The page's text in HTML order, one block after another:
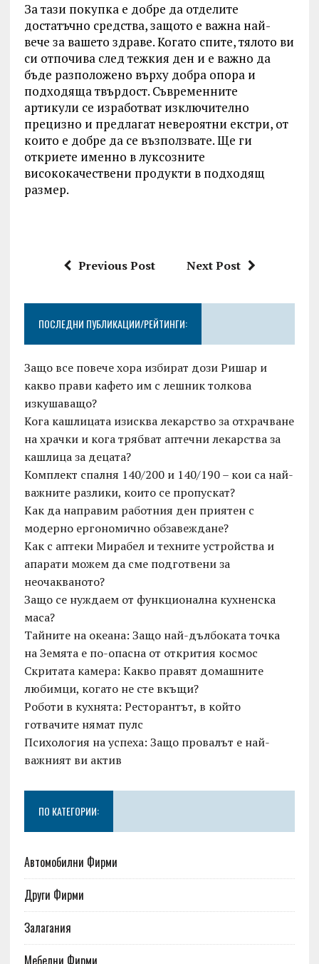
За тази покупка е добре да отделите
достатъчно средства, защото е важна най-
вече за вашето здраве. Когато спите, тялото ви
си отпочива след тежкия ден и е важно да
бъде разположено върху добра опора и
подходяща твърдост. Съвременните
артикули се изработват изключително
прецизно и предлагат невероятни екстри, от
които е добре да се възползвате. Ще ги
откриете именно в луксозните
висококачествени продукти в подходящ
размер.
Previous Post Next Post
ПОСЛЕДНИ ПУБЛИКАЦИИ/РЕЙТИНГИ:
Защо все повече хора избират дози Ришар и
какво прави кафето им с лешник толкова
изкушаващо?
Кога кашлицата изисква лекарство за отхрачване
на храчки и кога трябват аптечни лекарства за
кашлица за децата?
Комплект спалня 140/200 и 140/190 – кои са най-
важните разлики, които се пропускат?
Как да направим работния ден приятен с
модерно ергономично обзавеждане?
Как с аптеки Мирабел и техните устройства и
апарати можем да сме подготвени за
неочакваното?
Защо се нуждаем от функционална кухненска
маса?
Тайните на океана: Защо най-дълбоката точка
на Земята е по-опасна от открития космос
Скритата камера: Какво правят домашните
любимци, когато не сте вкъщи?
Роботи в кухнята: Ресторантът, в който
готвачите нямат пулс
Психология на успеха: Защо провалът е най-
важният ви актив
ПО КАТЕГОРИИ:
Автомобилни Фирми
Други Фирми
Залагания
Мебелни Фирми